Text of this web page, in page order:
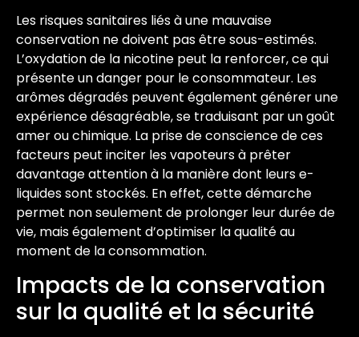
Les risques sanitaires liés à une mauvaise
conservation ne doivent pas être sous-estimés.
L’oxydation de la nicotine peut la renforcer, ce qui
présente un danger pour le consommateur. Les
arômes dégradés peuvent également générer une
expérience désagréable, se traduisant par un goût
amer ou chimique. La prise de conscience de ces
facteurs peut inciter les vapoteurs à prêter
davantage attention à la manière dont leurs e-
liquides sont stockés. En effet, cette démarche
permet non seulement de prolonger leur durée de
vie, mais également d’optimiser la qualité au
moment de la consommation.
Impacts de la conservation
sur la qualité et la sécurité